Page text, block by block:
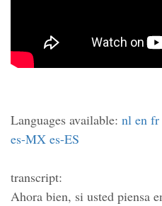
Languages available: nl en fr
es-MX es-ES
transcript:
Ahora bien, si usted piensa